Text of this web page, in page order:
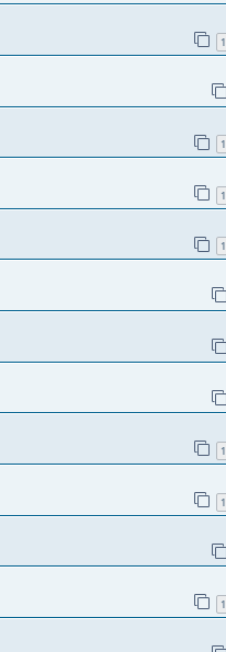
1
1
1
1
1
1
1